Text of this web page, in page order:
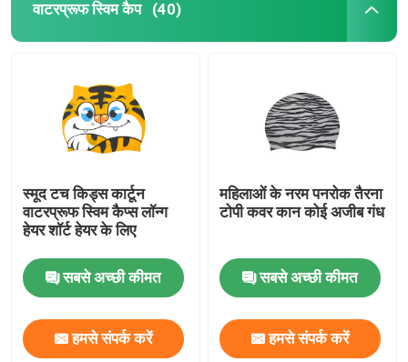
वाटरप्रूफ स्विम कैप (40)
स्मूद टच किड्स कार्टून
वाटरप्रूफ स्विम कैप्स लॉन्ग
हेयर शॉर्ट हेयर के लिए
सबसे अच्छी कीमत
हमसे संपर्क करें
महिलाओं के नरम पनरोक तैरना
टोपी कवर कान कोई अजीब गंध
सबसे अच्छी कीमत
हमसे संपर्क करें